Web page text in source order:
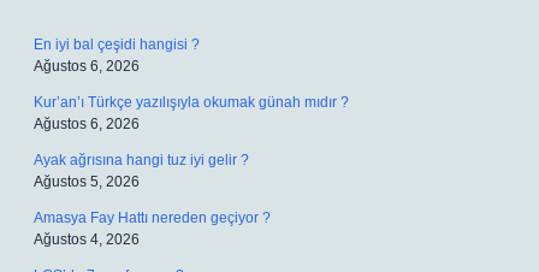
En iyi bal çeşidi hangisi ?
Ağustos 6, 2026
Kur’an’ı Türkçe yazılışıyla okumak günah mıdır ?
Ağustos 6, 2026
Ayak ağrısına hangi tuz iyi gelir ?
Ağustos 5, 2026
Amasya Fay Hattı nereden geçiyor ?
Ağustos 4, 2026